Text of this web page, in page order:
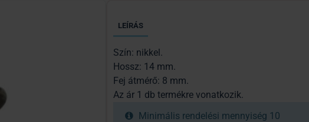
LEÍRÁS
Szín: nikkel.
Hossz: 14 mm.
Fej átmérő: 8 mm.
Az ár 1 db termékre vonatkozik.
Minimális rendelési mennyiség 10